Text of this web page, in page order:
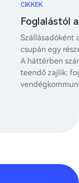
CIKKEK
Foglalástól
Szállásadóként
csupán egy
A háttérben
teendő zajlik: